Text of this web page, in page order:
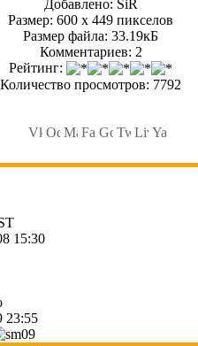
Добавлено: SiR
Размер: 600 x 449 пикселов
Размер файла: 33.19кБ
Комментариев: 2
Рейтинг:
Количество просмотров: 7792
15:30
23:55